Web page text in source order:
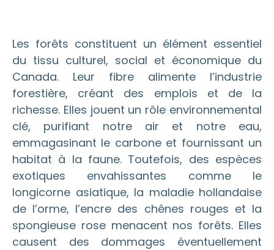
Les forêts constituent un élément essentiel
du tissu culturel, social et économique du
Canada. Leur fibre alimente l’industrie
forestière, créant des emplois et de la
richesse. Elles jouent un rôle environnemental
clé, purifiant notre air et notre eau,
emmagasinant le carbone et fournissant un
habitat à la faune. Toutefois, des espèces
exotiques envahissantes comme le
longicorne asiatique, la maladie hollandaise
de l’orme, l’encre des chênes rouges et la
spongieuse rose menacent nos forêts. Elles
causent des dommages éventuellement